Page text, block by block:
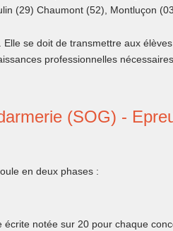
(29) Chaumont (52), Montluçon
se doit de transmettre aux
professionnelles nécessaires
(SOG) -
en deux phases :
notée sur 20 pour chaque